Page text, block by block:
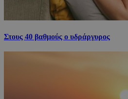
Στους 40 βαθμούς ο υδράργυρος